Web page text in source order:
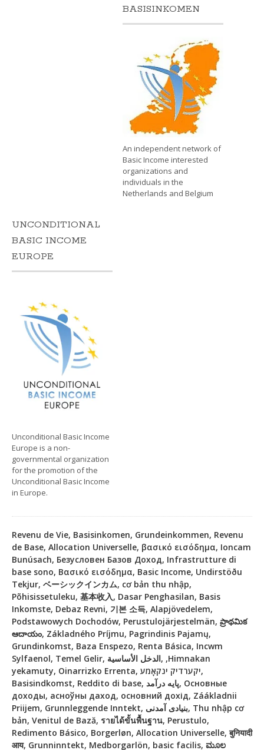
BASISINKOMEN
An independent network of
Basic Income interested
organizations and
individuals in the
Netherlands and Belgium
UNCONDITIONAL
BASIC INCOME
EUROPE
Unconditional Basic Income
Europe is a non-
governmental organization
for the promotion of the
Unconditional Basic Income
in Europe.
Revenu de Vie, Basisinkomen, Grundeinkommen, Revenu
de Base, Allocation Universelle, βασικό εισόδημα, Ioncam
Bunúsach, Безусловен Базов Доход, Infrastrutture di
base sono, Βασικό εισόδημα, Basic Income, Undirstöðu
Tekjur, ベーシックインカム, cơ bản thu nhập,
Põhisissetuleku, 基本收入, Dasar Penghasilan, Basis
Inkomste, Debaz Revni, 기본 소득, Alapjövedelem,
Podstawowych Dochodów, Perustulojärjestelmän, ప్రాథమిక
ఆదాయం, Základného Príjmu, Pagrindinis Pajamų,
Grundinkomst, Baza Enspezo, Renta Básica, Incwm
Sylfaenol, Temel Gelir, الدخل الأساسية, ,Himnakan
yekamuty, Oinarrizko Errenta, יקערדיק ינקאָמע,
Basisindkomst, Reddito di base, پایه درآمد, Основные
доходы, асноўны даход, основний дохід, Záákladnii
Priijem, Grunnleggende Inntekt, بنیادی آمدنی, Thu nhập cơ
bản, Venitul de Bază, รายได้ขั้นพื้นฐาน, Perustulo,
Redimento Básico, Borgerløn, Allocation Universelle, बुनियादी
आय, Grunninntekt, Medborgarlön, basic facilis, ಮೂಲ